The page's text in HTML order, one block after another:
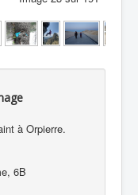
à Orpierre.
6B